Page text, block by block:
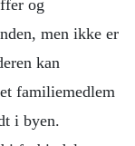
og
men ikke er
kan
familiemedlem
i byen.